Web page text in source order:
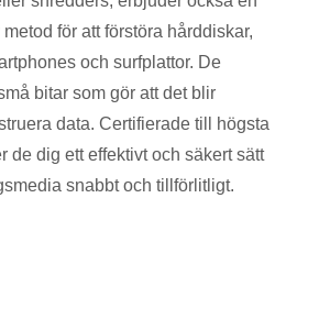
för att förstöra hårddiskar,
och surfplattor. De
bitar som gör att det blir
data. Certifierade till högsta
de dig ett effektivt och säkert sätt
snabbt och tillförlitligt.